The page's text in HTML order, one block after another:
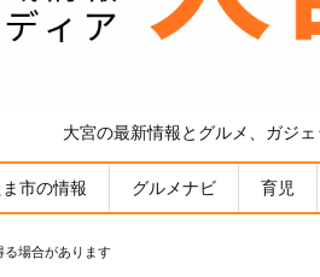
大宮の最新情報とグルメ、ガジ
市の情報 グルメナビ 育児
る場合があります